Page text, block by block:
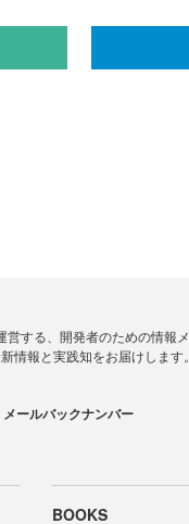
する、開発者のための情
情報と実践知をお届けします。
メールバックナンバー
BOOKS